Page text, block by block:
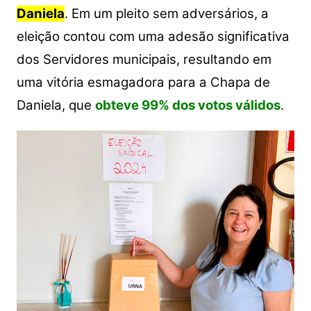
Daniela. Em um pleito sem adversários, a
eleição contou com uma adesão significativa
dos Servidores municipais, resultando em
uma vitória esmagadora para a Chapa de
Daniela, que obteve 99% dos votos válidos.